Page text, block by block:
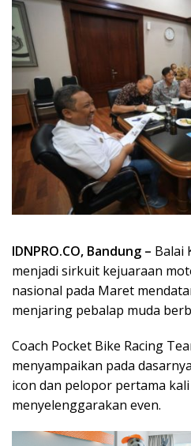
IDNPRO.CO, Bandung – Balai
menjadi sirkuit kejuaraan
nasional pada Maret
menjaring pebalap muda
Coach Pocket Bike Racing
menyampaikan pada
icon dan pelopor pertama
menyelenggarakan even.